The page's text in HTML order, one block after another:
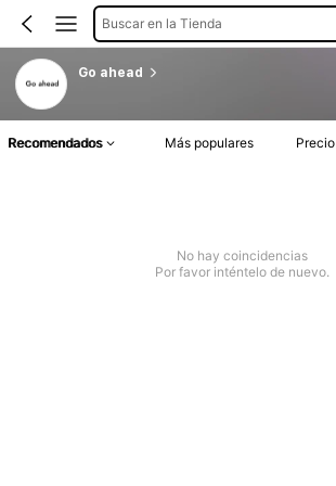
Buscar en la Tienda
Go ahead
Recomendados Más populares Precio
No hay coincidencias
Por favor inténtelo de nuevo.